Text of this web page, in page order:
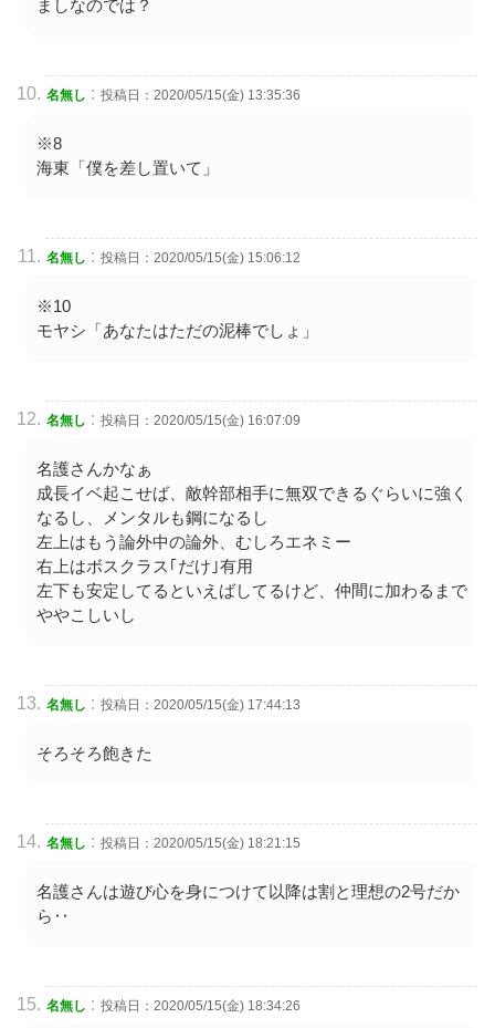
ましなのでは？
名無し : 投稿日：2020/05/15(金) 13:35:36
※8
海東「僕を差し置いて」
名無し : 投稿日：2020/05/15(金) 15:06:12
※10
モヤシ「あなたはただの泥棒でしょ」
名無し : 投稿日：2020/05/15(金) 16:07:09
名護さんかなぁ
成長イベ起こせば、敵幹部相手に無双できるぐらいに強く
なるし、メンタルも鋼になるし
左上はもう論外中の論外、むしろエネミー
右上はボスクラス｢だけ｣有用
左下も安定してるといえばしてるけど、仲間に加わるまで
ややこしいし
名無し : 投稿日：2020/05/15(金) 17:44:13
そろそろ飽きた
名無し : 投稿日：2020/05/15(金) 18:21:15
名護さんは遊び心を身につけて以降は割と理想の2号だか
ら‥
名無し : 投稿日：2020/05/15(金) 18:34:26